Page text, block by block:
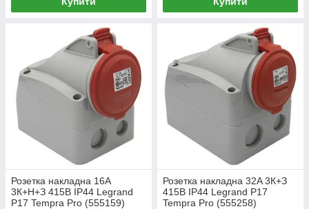
Розетка накладна 16A
3К+Н+З 415В IP44 Legrand
P17 Tempra Pro (555159)
Розетка накладна 32A 3К+З
415В IP44 Legrand P17
Tempra Pro (555258)